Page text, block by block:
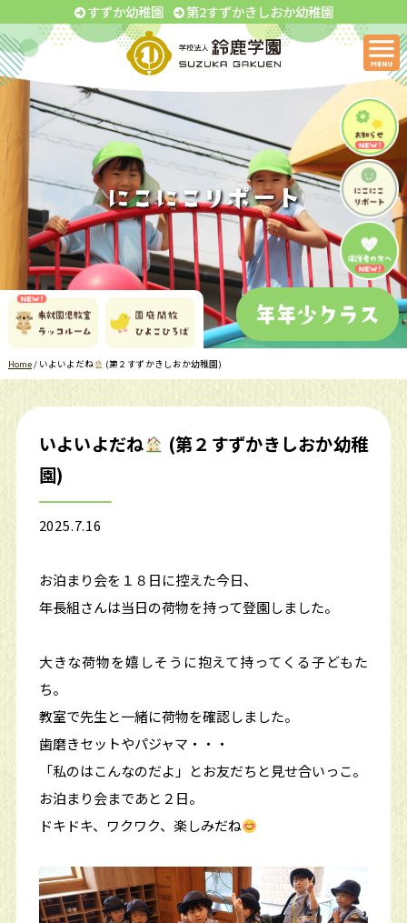
すずか幼稚園 第2すずかきしおか幼稚園
Home/ いよいよだね (第２すずかきしおか幼稚園)
いよいよだね
(第２すずかきしおか幼稚
園)
2025.7.16
お泊まり会を１８日に控えた今日、
年長組さんは当日の荷物を持って登園しました。
大きな荷物を嬉しそうに抱えて持ってくる子どもた
ち。
教室で先生と一緒に荷物を確認しました。
歯磨きセットやパジャマ・・・
「私のはこんなのだよ」とお友だちと見せ合いっこ。
お泊まり会まであと２日。
ドキドキ、ワクワク、楽しみだね